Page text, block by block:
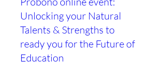
Unlocking your Natural
Talents & Strengths to
ready you for the Future of
Education